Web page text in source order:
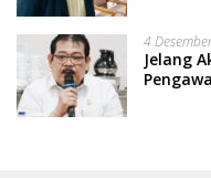
4
Jelang